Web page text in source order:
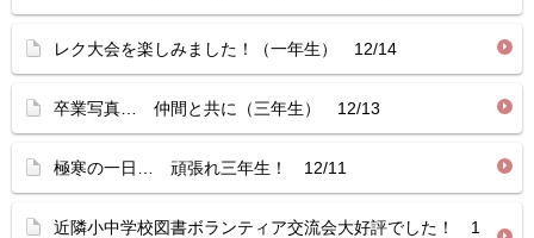
レク大会を楽しみました！（一年生） 12/14
卒業写真… 仲間と共に（三年生） 12/13
極寒の一日… 頑張れ三年生！ 12/11
近隣小中学校図書ボランティア交流会大好評でした！ 1